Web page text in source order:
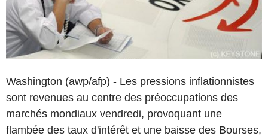
Washington (awp/afp) - Les pressions inflationnistes
sont revenues au centre des préoccupations des
marchés mondiaux vendredi, provoquant une
flambée des taux d'intérêt et une baisse des Bourses,